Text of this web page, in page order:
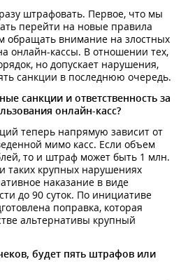
штрафовать. Первое, что мы
перейти на новые правила
обращать внимание на злостных
онлайн-кассы. В отношении тех,
но допускает нарушения,
санкции в последнюю очередь.
санкции и ответственность за
онлайн-касс?
теперь напрямую зависит от
мимо касс. Если объем
то и штраф может быть 1 млн.
таких крупных нарушениях
наказание в виде
до 90 суток. По инициативе
поправка, которая
альтернативы крупный
будет пять штрафов или